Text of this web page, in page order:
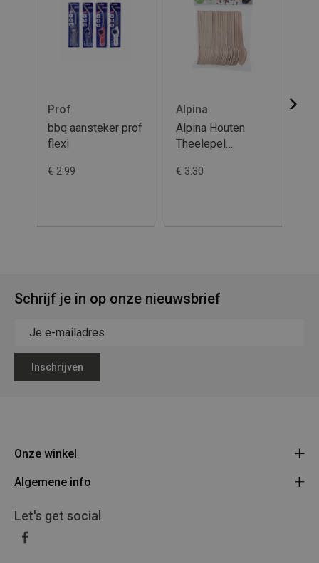
Prof
bbq aansteker prof
flexi
€ 2.99
Alpina
Alpina Houten
Theelepel
€ 3.30
Schrijf je in op onze nieuwsbrief
Inschrijven
Onze winkel
Legerstock Teunissen
Route
011/640469
BE 0453 873 688
Algemene info
Algemene voorwaarden
Privacy Policy
Let's get social